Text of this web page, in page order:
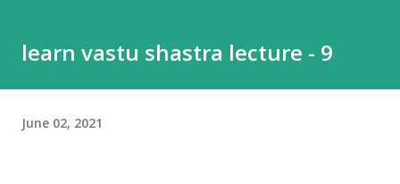
learn vastu shastra lecture - 9
June 02, 2021